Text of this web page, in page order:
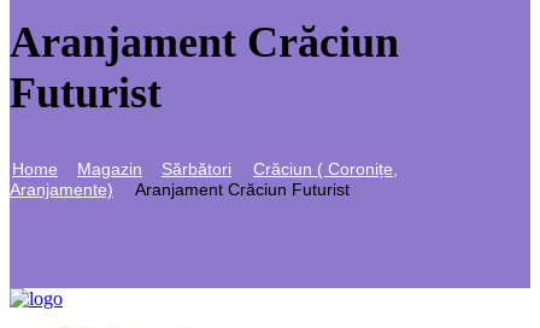
Aranjament Crăciun
Futurist
Home Magazin Sărbători
Crăciun ( Coronițe,
Aranjamente)
Aranjament Crăciun Futurist